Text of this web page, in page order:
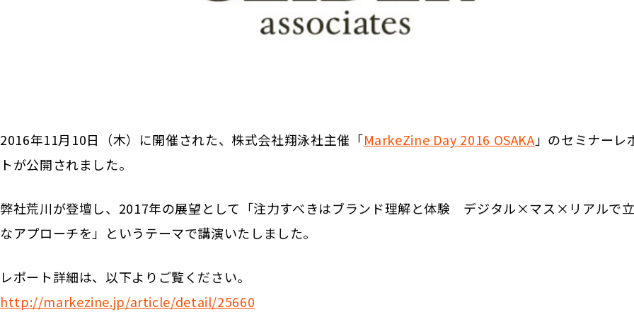
2016年11月10日（木）に開催された、株式会社翔泳社主催「MarkeZine Day 2016 OSAKA」のセミナーレ
トが公開されました。
弊社荒川が登壇し、2017年の展望として「注力すべきはブランド理解と体験 デジタル×マス×リアルで
なアプローチを」というテーマで講演いたしました。
レポート詳細は、以下よりご覧ください。
http://markezine.jp/article/detail/25660